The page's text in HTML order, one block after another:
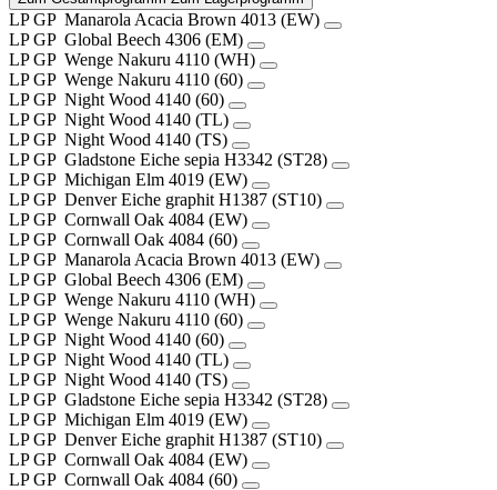
LP GP Manarola Acacia Brown 4013 (EW)
LP GP Global Beech 4306 (EM)
LP GP Wenge Nakuru 4110 (WH)
LP GP Wenge Nakuru 4110 (60)
LP GP Night Wood 4140 (60)
LP GP Night Wood 4140 (TL)
LP GP Night Wood 4140 (TS)
LP GP Gladstone Eiche sepia H3342 (ST28)
LP GP Michigan Elm 4019 (EW)
LP GP Denver Eiche graphit H1387 (ST10)
LP GP Cornwall Oak 4084 (EW)
LP GP Cornwall Oak 4084 (60)
LP GP Manarola Acacia Brown 4013 (EW)
LP GP Global Beech 4306 (EM)
LP GP Wenge Nakuru 4110 (WH)
LP GP Wenge Nakuru 4110 (60)
LP GP Night Wood 4140 (60)
LP GP Night Wood 4140 (TL)
LP GP Night Wood 4140 (TS)
LP GP Gladstone Eiche sepia H3342 (ST28)
LP GP Michigan Elm 4019 (EW)
LP GP Denver Eiche graphit H1387 (ST10)
LP GP Cornwall Oak 4084 (EW)
LP GP Cornwall Oak 4084 (60)